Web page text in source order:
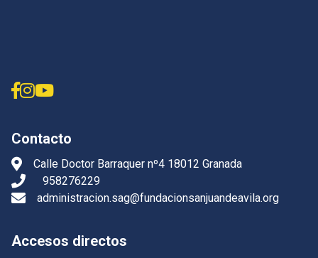
Contacto
Calle Doctor Barraquer nº4 18012 Granada
958276229
administracion.sag@fundacionsanjuandeavila.org
Accesos directos